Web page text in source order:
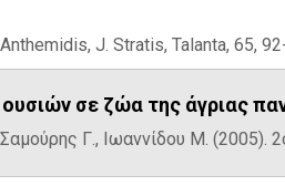
J. Stratis, Talanta, 65,
σε ζώα της άγριας
Γ., Ιωαννίδου Μ. (2005).